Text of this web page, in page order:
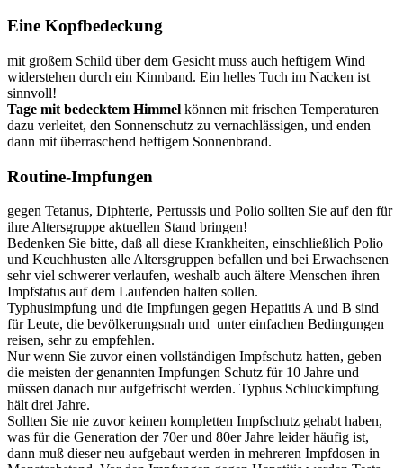
Eine Kopfbedeckung
mit großem Schild über dem Gesicht muss auch heftigem Wind
widerstehen durch ein Kinnband. Ein helles Tuch im Nacken ist
sinnvoll!
Tage mit bedecktem Himmel können mit frischen Temperaturen
dazu verleitet, den Sonnenschutz zu vernachlässigen, und enden
dann mit überraschend heftigem Sonnenbrand.
Routine-Impfungen
gegen Tetanus, Diphterie, Pertussis und Polio sollten Sie auf den für
ihre Altersgruppe aktuellen Stand bringen!
Bedenken Sie bitte, daß all diese Krankheiten, einschließlich Polio
und Keuchhusten alle Altersgruppen befallen und bei Erwachsenen
sehr viel schwerer verlaufen, weshalb auch ältere Menschen ihren
Impfstatus auf dem Laufenden halten sollen.
Typhusimpfung und die Impfungen gegen Hepatitis A und B sind
für Leute, die bevölkerungsnah und unter einfachen Bedingungen
reisen, sehr zu empfehlen.
Nur wenn Sie zuvor einen vollständigen Impfschutz hatten, geben
die meisten der genannten Impfungen Schutz für 10 Jahre und
müssen danach nur aufgefrischt werden. Typhus Schluckimpfung
hält drei Jahre.
Sollten Sie nie zuvor keinen kompletten Impfschutz gehabt haben,
was für die Generation der 70er und 80er Jahre leider häufig ist,
dann muß dieser neu aufgebaut werden in mehreren Impfdosen in